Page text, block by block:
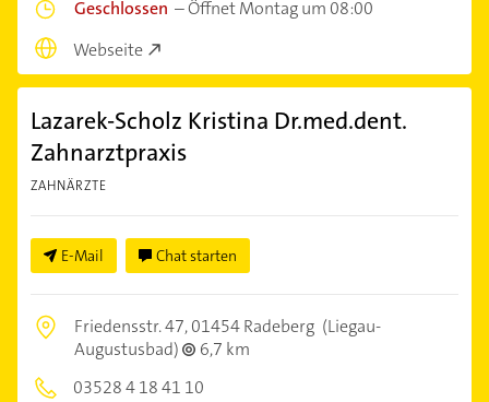
Geschlossen –Öffnet Montag um 08:00
Webseite
Lazarek-Scholz Kristina Dr.med.dent.
Zahnarztpraxis
ZAHNÄRZTE
E-Mail Chat starten
Friedensstr. 47,01454 Radeberg (Liegau-
Augustusbad)
6,7 km
03528 4 18 41 10